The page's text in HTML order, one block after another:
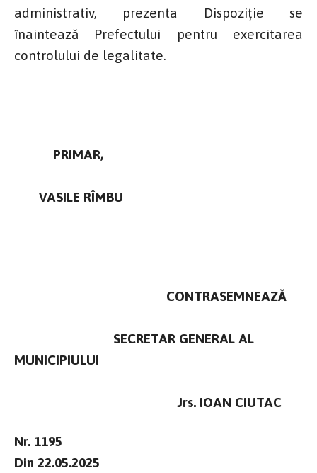
administrativ, prezenta Dispoziție se
înaintează Prefectului pentru exercitarea
controlului de legalitate.
PRIMAR,
VASILE RÎMBU
CONTRASEMNEAZĂ
SECRETAR GENERAL AL
MUNICIPIULUI
Jrs. IOAN CIUTAC
Nr. 1195
Din 22.05.2025